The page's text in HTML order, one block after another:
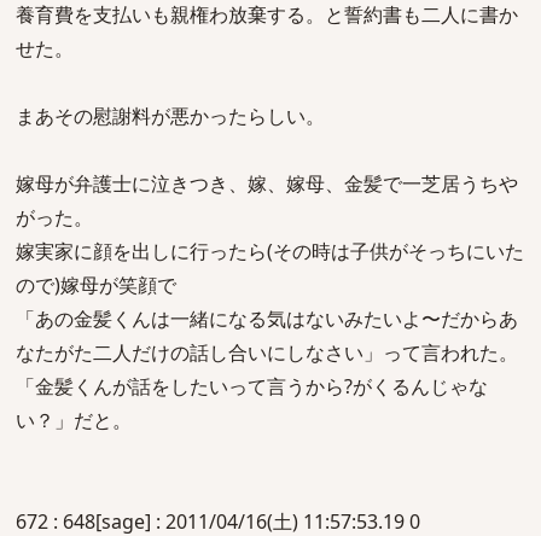
養育費を支払いも親権わ放棄する。と誓約書も二人に書か
せた。
まあその慰謝料が悪かったらしい。
嫁母が弁護士に泣きつき、嫁、嫁母、金髪で一芝居うちや
がった。
嫁実家に顔を出しに行ったら(その時は子供がそっちにいた
ので)嫁母が笑顔で
「あの金髪くんは一緒になる気はないみたいよ〜だからあ
なたがた二人だけの話し合いにしなさい」って言われた。
「金髪くんが話をしたいって言うから?がくるんじゃな
い？」だと。
672 : 648[sage] : 2011/04/16(土) 11:57:53.19 0